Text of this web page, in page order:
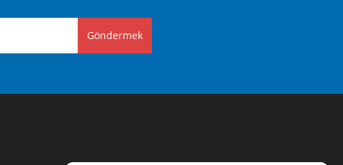
Göndermek